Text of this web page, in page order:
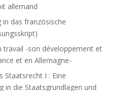
allemand
in das französische
travail -son développement et
et en Allemagne-
Staatsrecht I : Eine
in die Staatsgrundlagen und